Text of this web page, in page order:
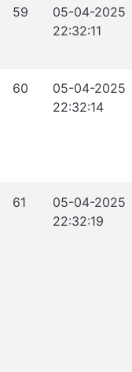
59
05-04-2025
22:32:11
60
05-04-2025
22:32:14
61
05-04-2025
22:32:19